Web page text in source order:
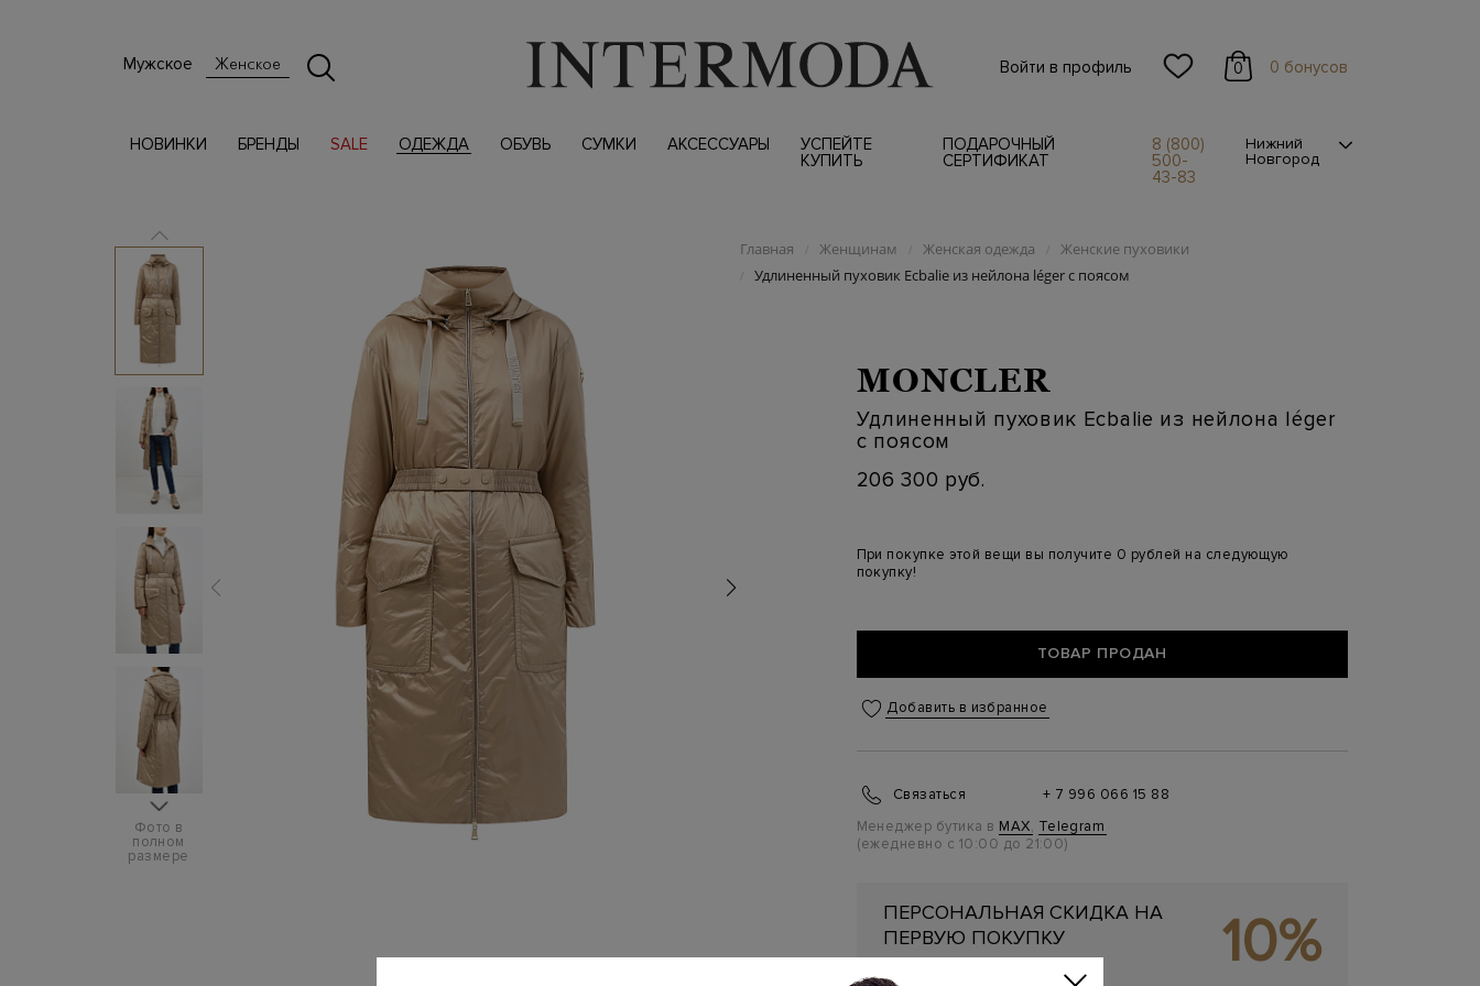
Мужское Женское Войти в профиль 0 0 бонусов
НОВИНКИ БРЕНДЫ SALE ОДЕЖДА ОБУВЬ СУМКИ АКСЕССУАРЫ
УСПЕЙТЕ
КУПИТЬ
ПОДАРОЧНЫЙ
СЕРТИФИКАТ
8 (800)
500-
43-83
Нижний
Новгород
Фото в
полном
размере
Главная / Женщинам / Женская одежда / Женские пуховики
/ Удлиненный пуховик Ecbalie из нейлона léger с поясом
MONCLER
Удлиненный пуховик Ecbalie из нейлона léger
с поясом
206 300 руб.
При покупке этой вещи вы получите 0 рублей на следующую
покупку!
ТОВАР ПРОДАН
Добавить в избранное
Связаться
+ 7 996 066 15 88
Менеджер бутика в MAX, Telegram
(ежедневно с 10:00 до 21:00)
ПЕРСОНАЛЬНАЯ СКИДКА НА
ПЕРВУЮ ПОКУПКУ
10%